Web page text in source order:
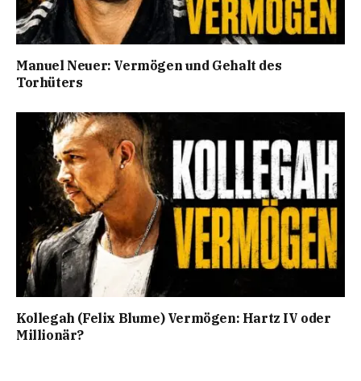
Manuel Neuer: Vermögen und Gehalt des
Torhüters
Kollegah (Felix Blume) Vermögen: Hartz IV oder
Millionär?